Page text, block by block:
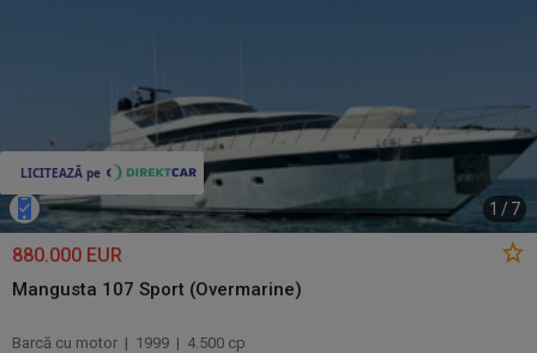
1 / 7
880.000 EUR
Mangusta 107 Sport (Overmarine)
Barcă cu motor | 1999 | 4.500 cp